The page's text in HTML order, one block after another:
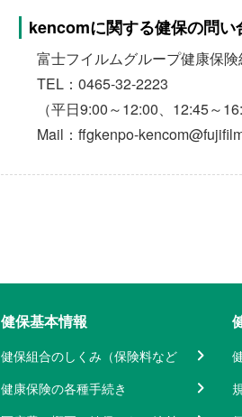
kencomに関する健保の問い
富士フイルムグループ健康保
TEL：0465-32-2223
（平日9:00～12:00、12:45～
Mail：ffgkenpo-
健保基本情報
健保組合のしくみ（保険料など
健康保険の各種手続き